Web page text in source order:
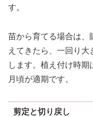
す。
苗から育てる場合は、
えてきたら、一回り
します。植え付け時
月頃が適期です。
剪定と切り戻し